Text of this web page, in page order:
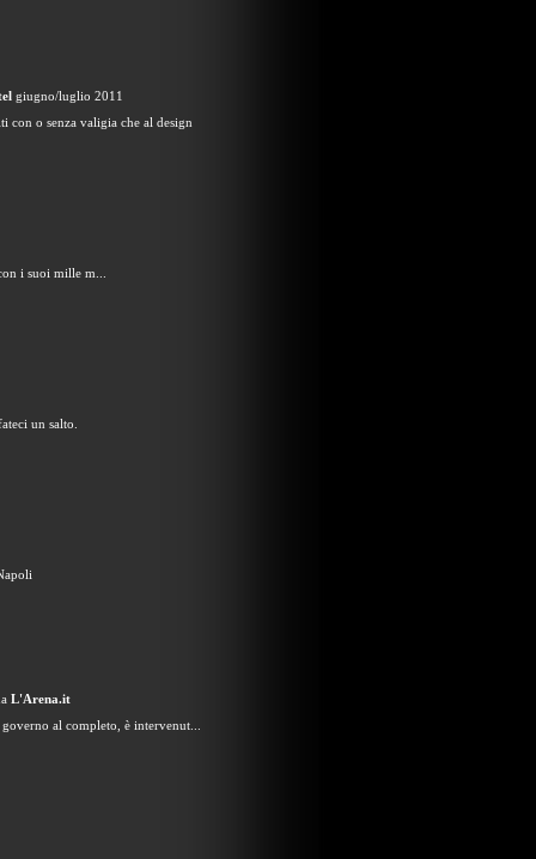
giugno/luglio 2011
con o senza valigia che al design
i suoi mille m...
un salto.
L'Arena.it
al completo, è intervenut...